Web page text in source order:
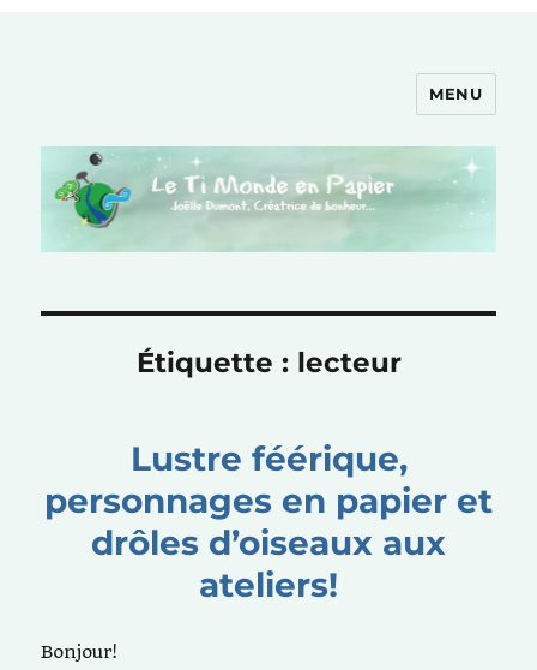
MENU
Étiquette : lecteur
Lustre féérique,
personnages en papier et
drôles d’oiseaux aux
ateliers!
Bonjour!